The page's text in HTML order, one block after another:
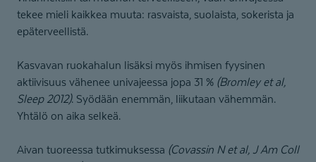
tekee mieli kaikkea muuta: rasvaista, suolaista, sokerista ja
epäterveellistä.
Kasvavan ruokahalun lisäksi myös ihmisen fyysinen
aktiivisuus vähenee univajeessa jopa 31 % (Bromley et al,
Sleep 2012). Syödään enemmän, liikutaan vähemmän.
Yhtälö on aika selkeä.
Aivan tuoreessa tutkimuksessa (Covassin N et al, J Am Coll